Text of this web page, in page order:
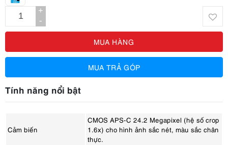
+
-
MUA HÀNG
MUA TRẢ GÓP
Tính năng nổi bật
Cảm biến
CMOS APS-C 24.2 Megapixel (hệ số crop
1.6x) cho hình ảnh sắc nét, màu sắc chân
thực.